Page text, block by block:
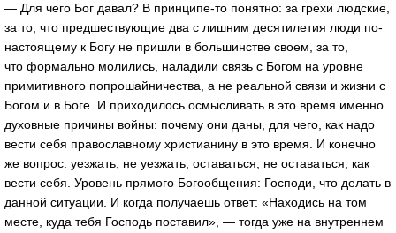
— Для чего Бог давал? В принципе-то понятно: за грехи людские,
за то, что предшествующие два с лишним десятилетия люди по-
настоящему к Богу не пришли в большинстве своем, за то,
что формально молились, наладили связь с Богом на уровне
примитивного попрошайничества, а не реальной связи и жизни с
Богом и в Боге. И приходилось осмысливать в это время именно
духовные причины войны: почему они даны, для чего, как надо
вести себя православному христианину в это время. И конечно
же вопрос: уезжать, не уезжать, оставаться, не оставаться, как
вести себя. Уровень прямого Богообщения: Господи, что делать в
данной ситуации. И когда получаешь ответ: «Находись на том
месте, куда тебя Господь поставил», — тогда уже на внутреннем